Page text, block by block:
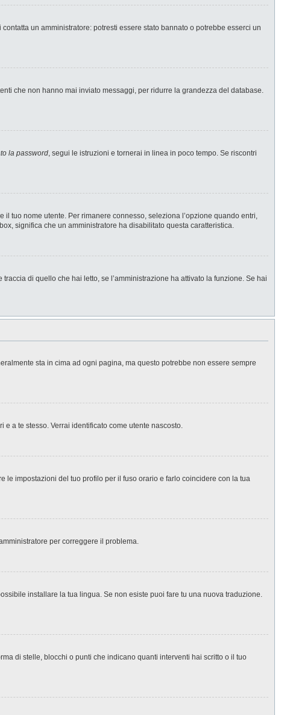
un amministratore: potresti essere stato bannato o potrebbe esserci un
che non hanno mai inviato messaggi, per ridurre la grandezza del database.
la password, segui le istruzioni e tornerai in linea in poco tempo. Se riscontri
tuo nome utente. Per rimanere connesso, seleziona l’opzione quando entri,
significa che un amministratore ha disabilitato questa caratteristica.
di quello che hai letto, se l’amministrazione ha attivato la funzione. Se hai
sta in cima ad ogni pagina, ma questo potrebbe non essere sempre
a te stesso. Verrai identificato come utente nascosto.
le impostazioni del tuo profilo per il fuso orario e farlo coincidere con la tua
per correggere il problema.
installare la tua lingua. Se non esiste puoi fare tu una nuova traduzione.
di stelle, blocchi o punti che indicano quanti interventi hai scritto o il tuo